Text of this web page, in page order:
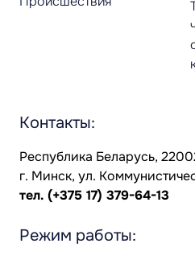
Контакты:
Республика Беларусь,
г. Минск, ул.
тел. (+375 17) 379-64-13
Режим работы: